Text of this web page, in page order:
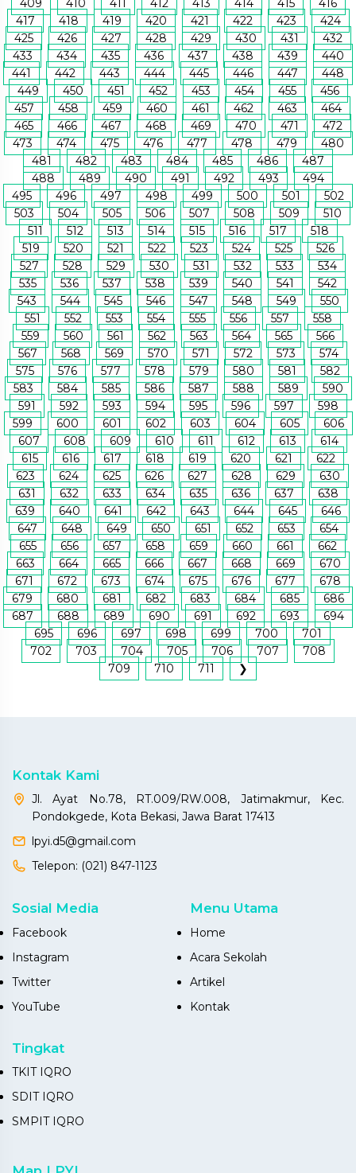
409 410 411 412 413 414 415
416
417
418 419 420 421 422 423
424
425
426 427 428 429 430 431
432
433
434 435 436 437 438 439
440
441
442 443 444 445 446 447
448
449
450 451 452 453 454 455
456
457
458 459 460 461 462 463
464
465
466 467 468 469 470 471
472
473
474 475 476 477 478 479
480
481
482 483 484 485 486
487
488
489 490 491 492 493
494
495
496 497 498 499 500 501
502
503
504 505 506 507 508 509
510
511
512 513 514 515 516 517
518
519
520 521 522 523 524 525
526
527
528 529 530 531 532 533
534
535
536 537 538 539 540 541
542
543
544 545 546 547 548 549
550
551
552 553 554 555 556 557
558
559
560 561 562 563 564 565
566
567
568 569 570 571 572 573
574
575
576 577 578 579 580 581
582
583
584 585 586 587 588 589
590
591
592 593 594 595 596 597
598
599
600 601 602 603 604 605
606
607
608 609 610 611 612 613
614
615
616 617 618 619 620 621
622
623
624 625 626 627 628 629
630
631
632 633 634 635 636 637
638
639
640 641 642 643 644 645
646
647
648 649 650 651 652 653
654
655
656 657 658 659 660 661
662
663
664 665 666 667 668 669
670
671
672 673 674 675 676 677
678
679
680 681 682 683 684 685
686
687
688 689 690 691 692 693
694
695
696 697 698 699 700
701
702
703 704 705 706 707
708
709
710 711 ❯
Kontak Kami
Jl. Ayat No.78, RT.009/RW.008, Jatimakmur, Kec.
Pondokgede, Kota Bekasi, Jawa Barat 17413
lpyi.d5@gmail.com
Telepon: (021) 847-1123
Sosial Media
Facebook
Instagram
Twitter
YouTube
Menu Utama
Home
Acara Sekolah
Artikel
Kontak
Tingkat
TKIT IQRO
SDIT IQRO
SMPIT IQRO